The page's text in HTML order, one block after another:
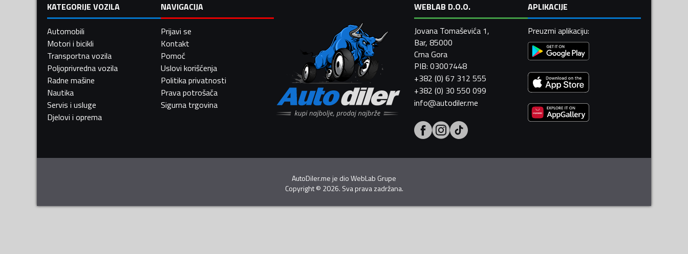
KATEGORIJE VOZILA
Automobili
Motori i bicikli
Transportna vozila
Poljoprivredna vozila
Radne mašine
Nautika
Servis i usluge
Djelovi i oprema
NAVIGACIJA
Prijavi se
Kontakt
Pomoć
Uslovi korišćenja
Politika privatnosti
Prava potrošača
Sigurna trgovina
WEBLAB D.O.O.
Jovana Tomaševića 1,
Bar, 85000
Crna Gora
PIB: 03007448
+382 (0) 67 312 555
+382 (0) 30 550 099
info@autodiler.me
APLIKACIJE
Preuzmi aplikaciju:
AutoDiler.me je dioWebLab Grupe
Copyright© 2026. Sva prava zadržana.